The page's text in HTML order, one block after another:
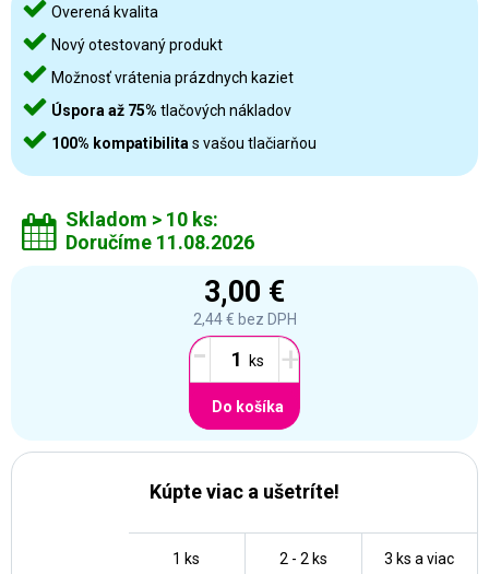
Overená kvalita
Nový otestovaný produkt
Možnosť vrátenia prázdnych kaziet
Úspora až 75% tlačových nákladov
100% kompatibilita s vašou tlačiarňou
Skladom > 10 ks:
Doručíme 11.08.2026
3,00 €
2,44 € bez DPH
- +
Do košíka
Kúpte viac a ušetríte!
3 ks a viac
2 - 2 ks
1 ks